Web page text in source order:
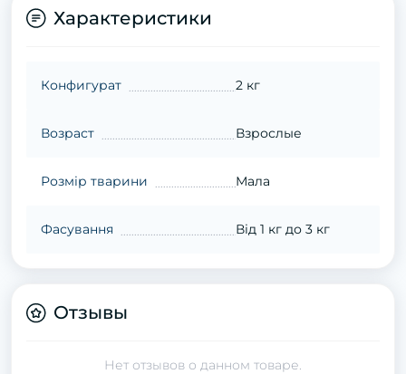
Характеристики
Конфигурат 2 кг
Возраст Взрослые
Розмір тварини Мала
Фасування Від 1 кг до 3 кг
Отзывы
Нет отзывов о данном товаре.